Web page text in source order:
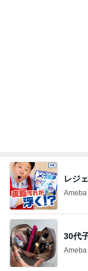
レジ
Ameba
30代
Ameba